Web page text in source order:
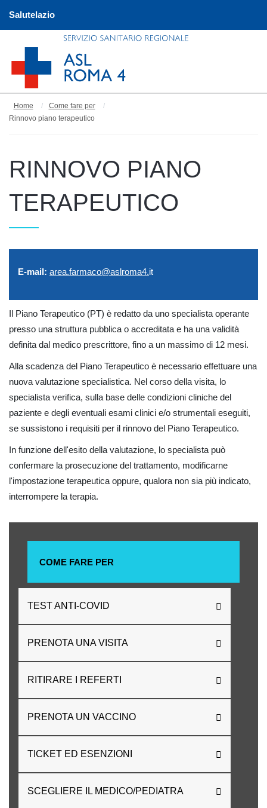
Salutelazio
Home
Come fare per
Rinnovo piano terapeutico
RINNOVO PIANO
TERAPEUTICO
E-mail: area.farmaco@aslroma4.it
Il Piano Terapeutico (PT) è redatto da uno specialista operante
presso una struttura pubblica o accreditata e ha una validità
definita dal medico prescrittore, fino a un massimo di 12 mesi.
Alla scadenza del Piano Terapeutico è necessario effettuare una
nuova valutazione specialistica. Nel corso della visita, lo
specialista verifica, sulla base delle condizioni cliniche del
paziente e degli eventuali esami clinici e/o strumentali eseguiti,
se sussistono i requisiti per il rinnovo del Piano Terapeutico.
In funzione dell'esito della valutazione, lo specialista può
confermare la prosecuzione del trattamento, modificarne
l'impostazione terapeutica oppure, qualora non sia più indicato,
interrompere la terapia.
COME FARE PER
TEST ANTI-COVID
PRENOTA UNA VISITA
RITIRARE I REFERTI
PRENOTA UN VACCINO
TICKET ED ESENZIONI
SCEGLIERE IL MEDICO/PEDIATRA